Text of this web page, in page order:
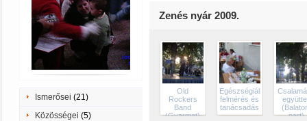
Ismerősei (21)
Közösségei (5)
Zenés nyár 2009.
Old
Rockers
Band
(Gyarmat)
Egészségiállapot
felmérés és
tanácsadás
part)